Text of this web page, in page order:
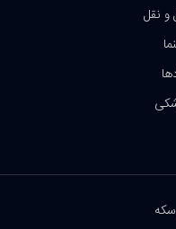
و نقل